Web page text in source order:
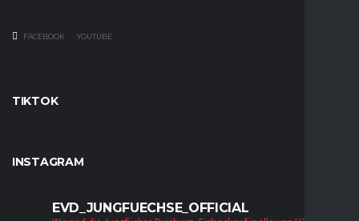
FACEBOOK YOUTUBE
TIKTOK
INSTAGRAM
EVD_JUNGFUECHSE_OFFICIAL